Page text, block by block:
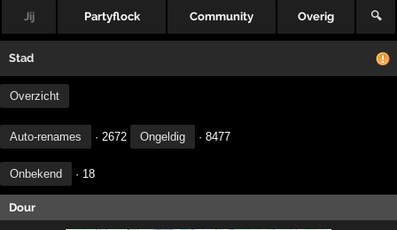
Jij Partyflock Community Overig 🔍
Stad
Overzicht
Auto-renames · 2672 Ongeldig · 8477
Onbekend · 18
Dour